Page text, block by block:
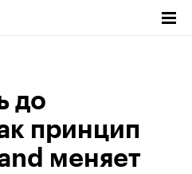
до
принцип
меняет